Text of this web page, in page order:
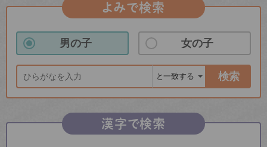
よみで検索
男の子 女の子
検索
漢字で検索